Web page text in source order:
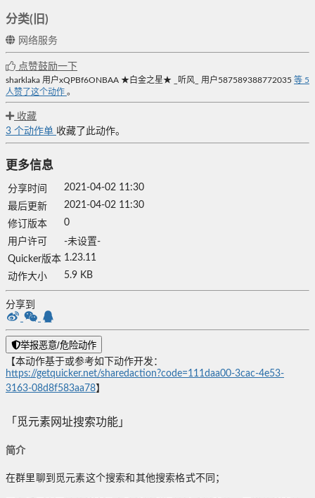
分类(旧)
网络服务
点赞鼓励一下
sharklaka 用户xQPBf6ONBAA ★白金之星★ _听风_ 用户587589388772035 等 5
人赞了这个动作 。
收藏
3 个动作单 收藏了此动作。
更多信息
分享时间
2021-04-02 11:30
最后更新
2021-04-02 11:30
修订版本
0
用户许可
-未设置-
Quicker版本 1.23.11
动作大小
5.9 KB
分享到
举报恶意/危险动作
【本动作基于或参考如下动作开发：
https://getquicker.net/sharedaction?code=111daa00-3cac-4e53-
3163-08d8f583aa78】
「觅元素网址搜索功能」
简介
在群里聊到觅元素这个搜索和其他搜索格式不同；